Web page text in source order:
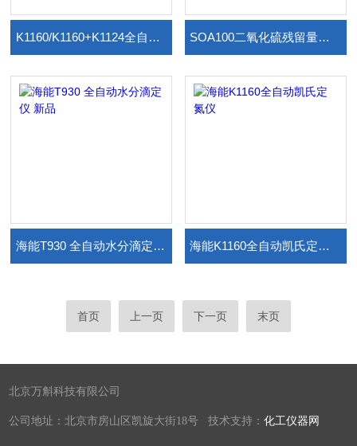
K1160/K1160+K1124全自动凯氏定氮仪 SOA100二氧化硫残留量测定仪
海能T930 全自动水分滴定仪 新品 海能K1160全自动凯氏定氮仪
首页 上一页 下一页 末页
北京万斛科技有限公司
公司地址：北京市房山区凯旋大街18号 技术支持：化工仪器网